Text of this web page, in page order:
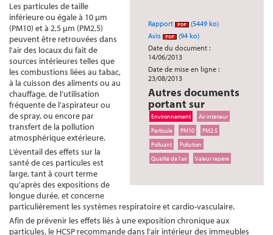
Rapport
(5449 ko)
Avis
(94 ko)
Date du document :
14/06/2013
Date de mise en ligne :
23/08/2013
Autres documents
portant sur
Environnement
Air intérieur
Particule
PM10
PM2.5
Polluant
Pollution
Qualité de l'air
Valeur repère
Les particules de taille
inférieure ou égale à 10 µm
(PM10) et à 2,5 µm (PM2,5)
peuvent être retrouvées dans
l’air des locaux du fait de
sources intérieures telles que
les combustions liées au tabac,
à la cuisson des aliments ou au
chauffage, de l’utilisation
fréquente de l’aspirateur ou
de spray, ou encore par
transfert de la pollution
atmosphérique extérieure.
L’éventail des effets sur la
santé de ces particules est
large, tant à court terme
qu’après des expositions de
longue durée, et concerne
particulièrement les systèmes respiratoire et cardio-vasculaire.
Afin de prévenir les effets liés à une exposition chronique aux
particules, le HCSP recommande dans l’air intérieur des immeubles